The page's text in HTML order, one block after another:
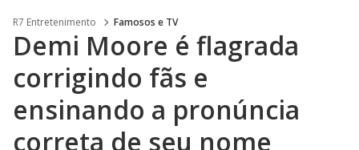
R7 Entretenimento Famosos e TV
Demi Moore é flagrada
corrigindo fãs e
ensinando a pronúncia
correta de seu nome